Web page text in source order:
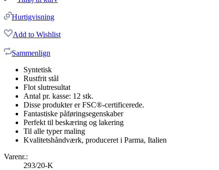
Hurtigvisning
Add to Wishlist
Sammenlign
Syntetisk
Rustfrit stål
Flot slutresultat
Antal pr. kasse: 12 stk.
Disse produkter er FSC®-certificerede.
Fantastiske påføringsegenskaber
Perfekt til beskæring og lakering
Til alle typer maling
Kvalitetshåndværk, produceret i Parma, Italien
Varenr.:
293/20-K